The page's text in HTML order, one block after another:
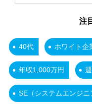
注
40代 ホワイト企
年収1,000万円
SE（システムエンジニ